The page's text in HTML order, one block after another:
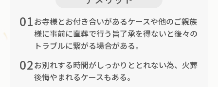
01お寺様とお付き合いがあるケースや他のご親族
様に事前に直葬で行う旨了承を得ないと後々の
トラブルに繋がる場合がある。
02お別れする時間がしっかりととれない為、火葬
後悔やまれるケースもある。